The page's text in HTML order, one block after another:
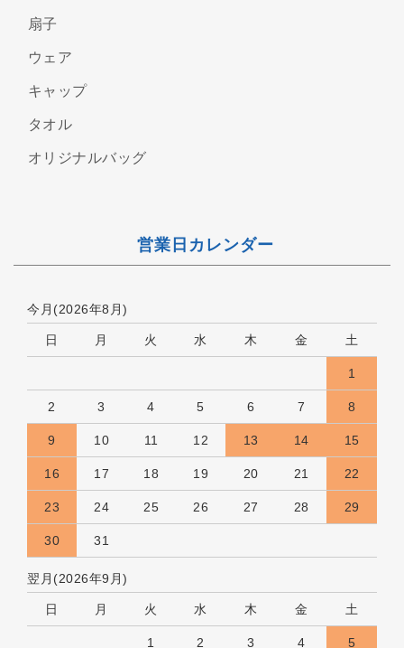
扇子
ウェア
キャップ
タオル
オリジナルバッグ
営業日カレンダー
今月(2026年8月)
日 月 火 水 木 金 土
1
2 3 4 5 6 7 8
9 10 11 12 13 14 15
16 17 18 19 20 21 22
23 24 25 26 27 28 29
30 31
翌月(2026年9月)
日 月 火 水 木 金 土
1 2 3 4 5